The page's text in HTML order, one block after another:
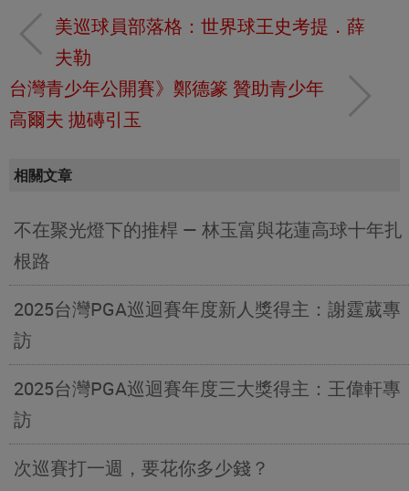
美巡球員部落格：世界球王史考提．薛
夫勒
台灣青少年公開賽》鄭德篆 贊助青少年
高爾夫 拋磚引玉
相關文章
不在聚光燈下的推桿 — 林玉富與花蓮高球十年扎
根路
2025台灣PGA巡迴賽年度新人獎得主：謝霆葳專
訪
2025台灣PGA巡迴賽年度三大獎得主：王偉軒專
訪
次巡賽打一週，要花你多少錢？